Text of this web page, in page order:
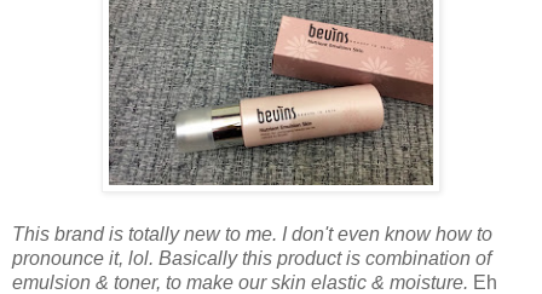
This brand is totally new to me. I don't even know how to
pronounce it, lol. Basically this product is combination of
emulsion & toner, to make our skin elastic & moisture. Eh